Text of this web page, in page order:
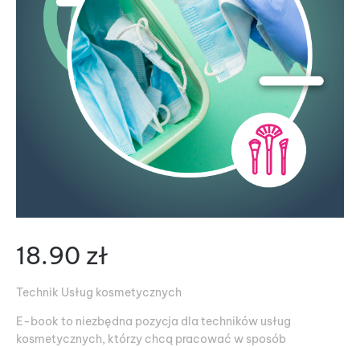
18.90 zł
Technik Usług kosmetycznych
E-book to niezbędna pozycja dla techników usług
kosmetycznych, którzy chcą pracować w sposób